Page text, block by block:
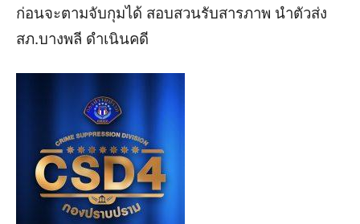
ก่อนจะตามจับกุมได้ สอบสวนรับสารภาพ นำตัวส่ง
สภ.บางพลี ดำเนินคดี